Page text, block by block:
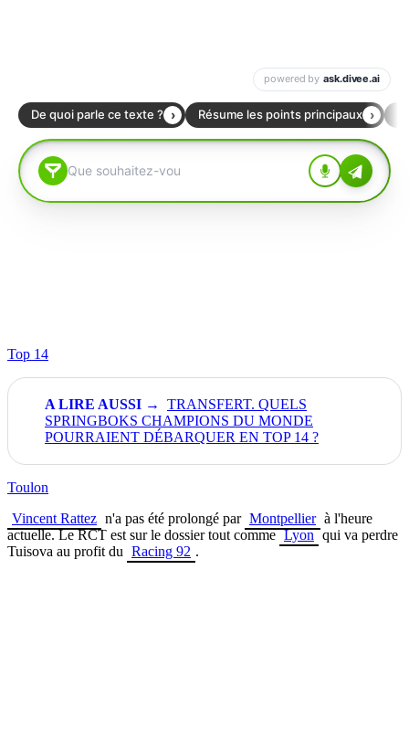
Top 14
TRANSFERT. QUELS
SPRINGBOKS CHAMPIONS DU MONDE
POURRAIENT DÉBARQUER EN TOP 14 ?
Toulon
Vincent Rattez n'a pas été prolongé par Montpellier à l'heure
actuelle. Le RCT est sur le dossier tout comme Lyon qui va perdre
Tuisova au profit du Racing 92 .